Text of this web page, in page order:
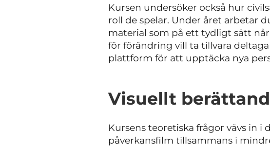
Kursen undersöker också hur
roll de spelar. Under året arbetar
material som på ett tydligt sätt
för förändring vill ta tillvara
plattform för att upptäcka nya
Visuellt
Kursens teoretiska frågor vävs in
påverkansfilm tillsammans i